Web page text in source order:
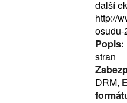
další
http://
osudu-
Popis:
stran
DRM,